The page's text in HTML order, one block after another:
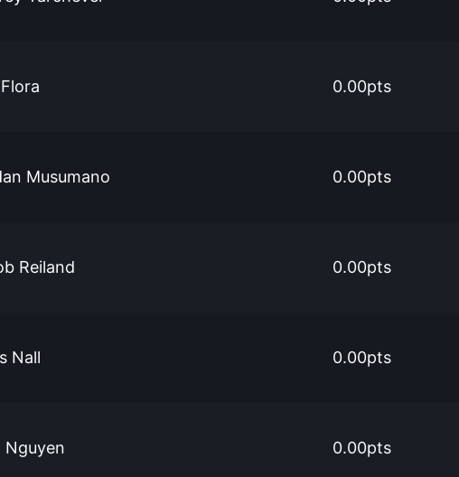
0.00pts
Musumano 0.00pts
Reiland 0.00pts
Nall 0.00pts
Nguyen 0.00pts